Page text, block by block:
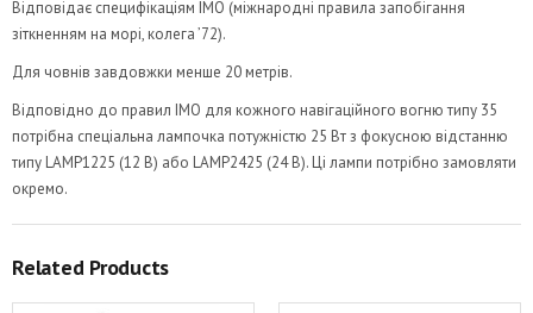
Відповідає специфікаціям IMO (міжнародні правила запобігання
зіткненням на морі, колега ’72).
Для човнів завдовжки менше 20 метрів.
Відповідно до правил IMO для кожного навігаційного вогню типу 35
потрібна спеціальна лампочка потужністю 25 Вт з фокусною відстанню
типу LAMP1225 (12 В) або LAMP2425 (24 В). Ці лампи потрібно замовляти
окремо.
Related Products